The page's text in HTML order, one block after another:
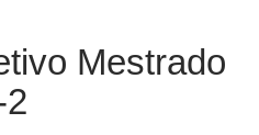
Mestrado